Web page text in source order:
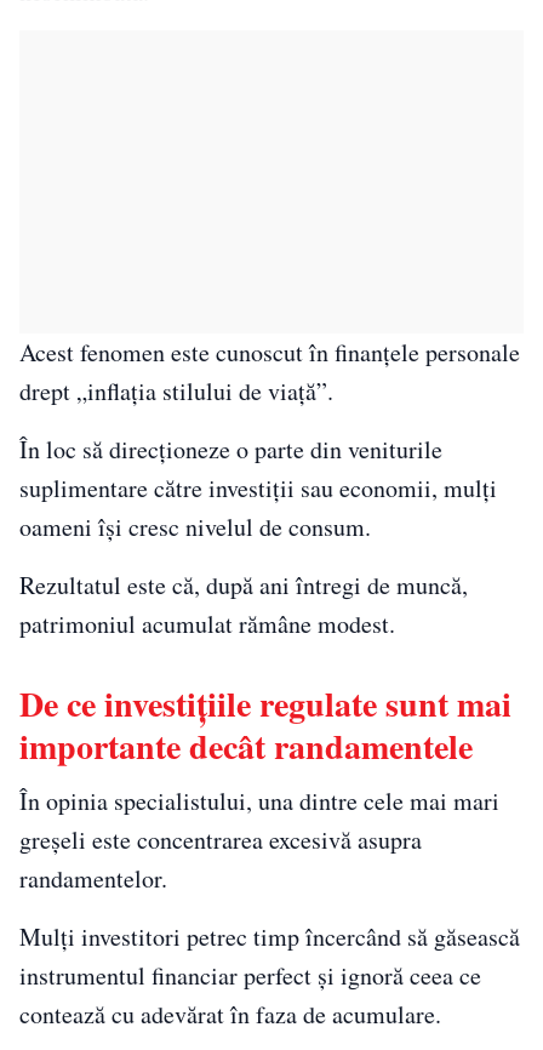
Acest fenomen este cunoscut în finanțele personale
drept „inflația stilului de viață”.
În loc să direcționeze o parte din veniturile
suplimentare către investiții sau economii, mulți
oameni își cresc nivelul de consum.
Rezultatul este că, după ani întregi de muncă,
patrimoniul acumulat rămâne modest.
De ce investițiile regulate sunt mai
importante decât randamentele
În opinia specialistului, una dintre cele mai mari
greșeli este concentrarea excesivă asupra
randamentelor.
Mulți investitori petrec timp încercând să găsească
instrumentul financiar perfect și ignoră ceea ce
contează cu adevărat în faza de acumulare.